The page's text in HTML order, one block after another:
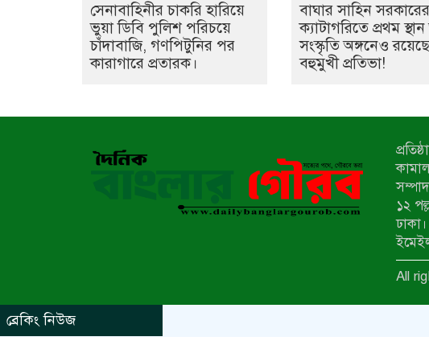
সেনাবাহিনীর চাকরি হারিয়ে
ভুয়া ডিবি পুলিশ পরিচয়ে
চাঁদাবাজি, গণপিটুনির পর
কারাগারে প্রতারক।
বাঘার সাহিন
ক্যাটাগরিতে প্রথম
সংস্কৃতি অঙ্গনেও
বহুমুখী প্রতিভা!
১২
All
ব্রেকিং নিউজ